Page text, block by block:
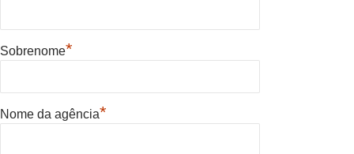
Sobrenome*
Nome da agência*